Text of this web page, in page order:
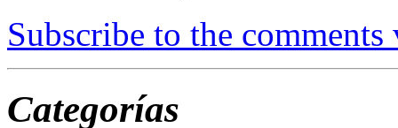
Subscribe to the comments
Categorías